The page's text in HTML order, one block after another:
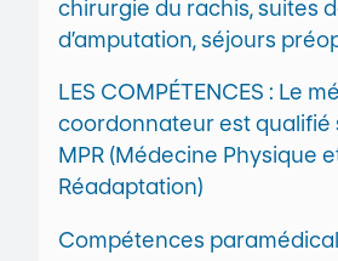
chirurgie du rachis, suites
d’amputation, séjours
LES COMPÉTENCES : Le
coordonnateur est qualifié
MPR (Médecine Physique
Réadaptation)
Compétences